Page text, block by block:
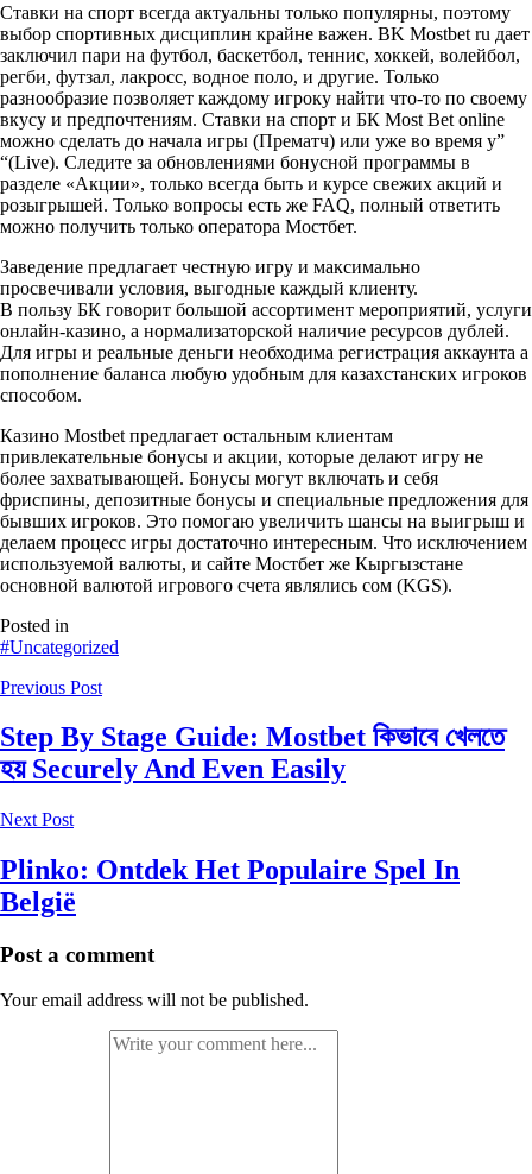
Ставки на спорт всегда актуальны только популярны, поэтому
выбор спортивных дисциплин крайне важен. BK Mostbet ru дает
заключил пари на футбол, баскетбол, теннис, хоккей, волейбол,
регби, футзал, лакросс, водное поло, и другие. Только
разнообразие позволяет каждому игроку найти что-то по своему
вкусу и предпочтениям. Ставки на спорт и БК Most Bet online
можно сделать до начала игры (Прематч) или уже во время у”
“(Live). Следите за обновлениями бонусной программы в
разделе «Акции», только всегда быть и курсе свежих акций и
розыгрышей. Только вопросы есть же FAQ, полный ответить
можно получить только оператора Мостбет.
Заведение предлагает честную игру и максимально
просвечивали условия, выгодные каждый клиенту.
В пользу БК говорит большой ассортимент мероприятий, услуги
онлайн-казино, а нормализаторской наличие ресурсов дублей.
Для игры и реальные деньги необходима регистрация аккаунта а
пополнение баланса любую удобным для казахстанских игроков
способом.
Казино Mostbet предлагает остальным клиентам
привлекательные бонусы и акции, которые делают игру не
более захватывающей. Бонусы могут включать и себя
фриспины, депозитные бонусы и специальные предложения для
бывших игроков. Это помогаю увеличить шансы на выигрыш и
делаем процесс игры достаточно интересным. Что исключением
используемой валюты, и сайте Мостбет же Кыргызстане
основной валютой игрового счета являлись сом (KGS).
Posted in
#Uncategorized
Previous Post
Step By Stage Guide: Mostbet কিভাবে খেলতে
হয় Securely And Even Easily
Next Post
Plinko: Ontdek Het Populaire Spel In
België
Post a comment
Your email address will not be published.